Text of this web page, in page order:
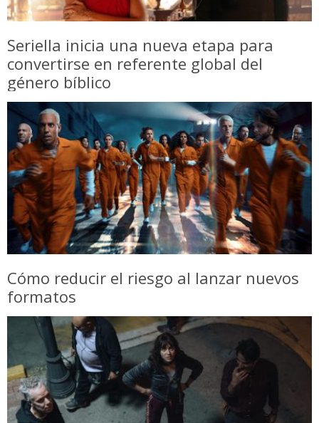
Seriella inicia una nueva etapa para
convertirse en referente global del
género bíblico
Cómo reducir el riesgo al lanzar nuevos
formatos